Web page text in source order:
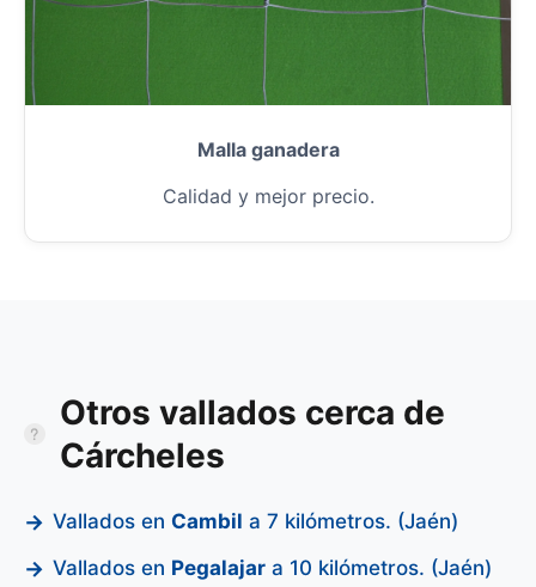
Malla ganadera
Calidad y mejor precio.
Otros vallados cerca de
Cárcheles
Vallados en Cambil a 7 kilómetros. (Jaén)
Vallados en Pegalajar a 10 kilómetros. (Jaén)